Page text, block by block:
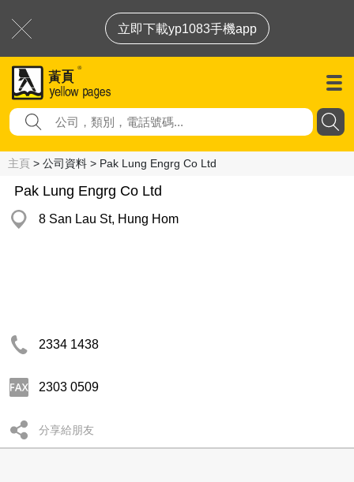
立即下載yp1083手機app
主頁 > 公司資料 > Pak Lung Engrg Co Ltd
Pak Lung Engrg Co Ltd
8 San Lau St, Hung Hom
2334 1438
2303 0509
分享給朋友